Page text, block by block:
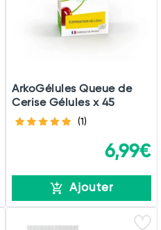
ArkoGélules Queue de
Cerise Gélules x 45
(1)
6,99€
Ajouter